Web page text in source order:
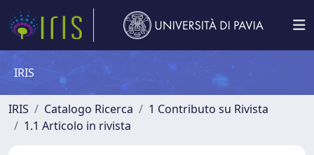
IRIS
IRIS Catalogo Ricerca
1 Contributo su Rivista
1.1 Articolo in rivista